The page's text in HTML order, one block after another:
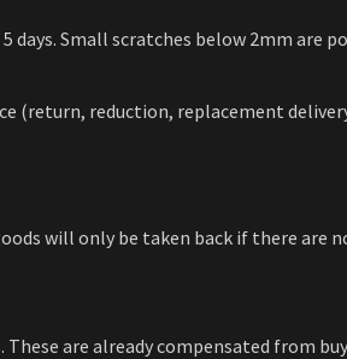
Small scratches below 2mm are
(return, reduction, replacement
will only be taken back if there are
are already compensated from